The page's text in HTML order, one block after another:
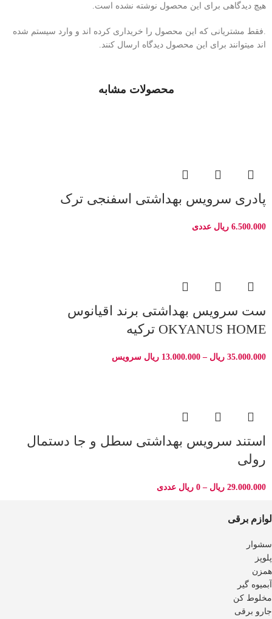
هیچ دیدگاهی برای این محصول نوشته نشده است.
.فقط مشتریانی که این محصول را خریداری کرده اند و وارد سیستم شده
اند میتوانند برای این محصول دیدگاه ارسال کنند.
محصولات مشابه
پادری سرویس بهداشتی اسفنجی ترک
6.500.000 ریال عددی
ست سرویس بهداشتی برند اقیانوس
OKYANUS HOME ترکیه
35.000.000 ریال –
13.000.000 ریال سرویس
استند سرویس بهداشتی سطل و جا دستمال
رولی
29.000.000 ریال –
0 ریال عددی
لوازم برقی
سشوار
پلوپز
همزن
آبمیوه گیر
مخلوط کن
جارو برقی